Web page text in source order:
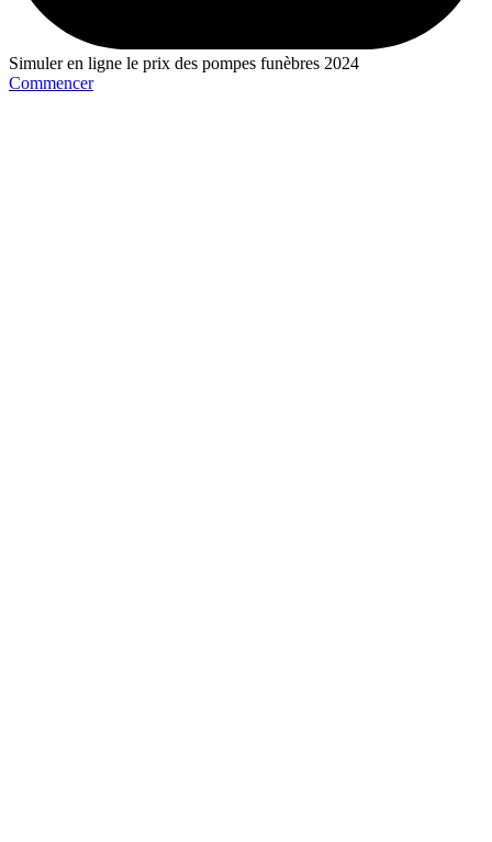
Simuler en ligne le prix des pompes funèbres 2024
Commencer